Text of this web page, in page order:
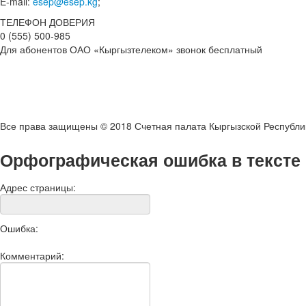
ТЕЛЕФОН ДОВЕРИЯ
0 (555) 500-985
Для абонентов ОАО «Кыргызтелеком» звонок бесплатный
Все права защищены © 2018 Счетная палата Кыргызской
Орфографическая ошибка в тексте
Адрес страницы:
Ошибка:
Комментарий: